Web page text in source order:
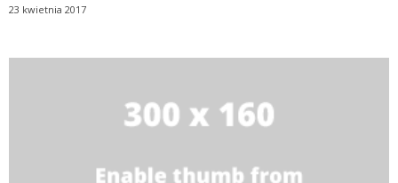
23 kwietnia 2017